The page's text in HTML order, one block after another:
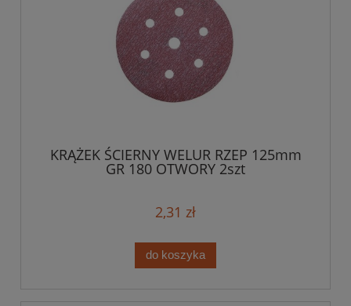
KRĄŻEK ŚCIERNY WELUR RZEP 125mm
GR 180 OTWORY 2szt
2,31 zł
do koszyka